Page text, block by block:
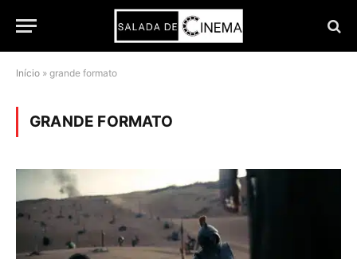
Início » grande formato
GRANDE FORMATO